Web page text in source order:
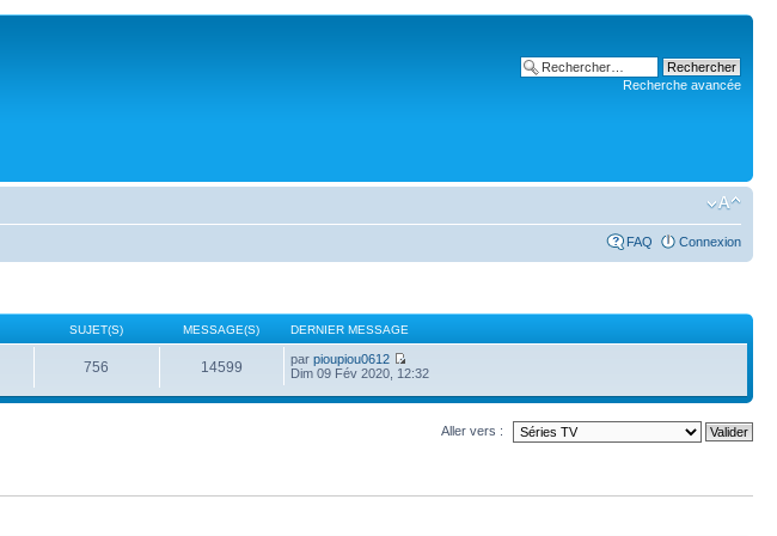
Recherche avancée
FAQ Connexion
SUJET(S) MESSAGE(S) DERNIER MESSAGE
756 14599 parpioupiou0612
Dim 09 Fév 2020, 12:32
Aller vers :